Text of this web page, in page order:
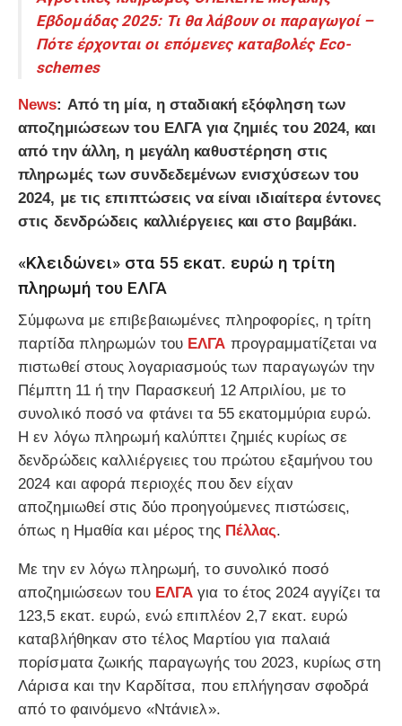
Εβδομάδας 2025: Τι θα λάβουν οι παραγωγοί –
Πότε έρχονται οι επόμενες καταβολές Eco-
schemes
News: Από τη μία, η σταδιακή εξόφληση των
αποζημιώσεων του ΕΛΓΑ για ζημιές του 2024, και
από την άλλη, η μεγάλη καθυστέρηση στις
πληρωμές των συνδεδεμένων ενισχύσεων του
2024, με τις επιπτώσεις να είναι ιδιαίτερα έντονες
στις δενδρώδεις καλλιέργειες και στο βαμβάκι.
«Κλειδώνει» στα 55 εκατ. ευρώ η τρίτη
πληρωμή του ΕΛΓΑ
Σύμφωνα με επιβεβαιωμένες πληροφορίες, η τρίτη
παρτίδα πληρωμών του ΕΛΓΑ προγραμματίζεται να
πιστωθεί στους λογαριασμούς των παραγωγών την
Πέμπτη 11 ή την Παρασκευή 12 Απριλίου, με το
συνολικό ποσό να φτάνει τα 55 εκατομμύρια ευρώ.
Η εν λόγω πληρωμή καλύπτει ζημιές κυρίως σε
δενδρώδεις καλλιέργειες του πρώτου εξαμήνου του
2024 και αφορά περιοχές που δεν είχαν
αποζημιωθεί στις δύο προηγούμενες πιστώσεις,
όπως η Ημαθία και μέρος της Πέλλας.
Με την εν λόγω πληρωμή, το συνολικό ποσό
αποζημιώσεων του ΕΛΓΑ για το έτος 2024 αγγίζει τα
123,5 εκατ. ευρώ, ενώ επιπλέον 2,7 εκατ. ευρώ
καταβλήθηκαν στο τέλος Μαρτίου για παλαιά
πορίσματα ζωικής παραγωγής του 2023, κυρίως στη
Λάρισα και την Καρδίτσα, που επλήγησαν σφοδρά
από το φαινόμενο «Ντάνιελ».